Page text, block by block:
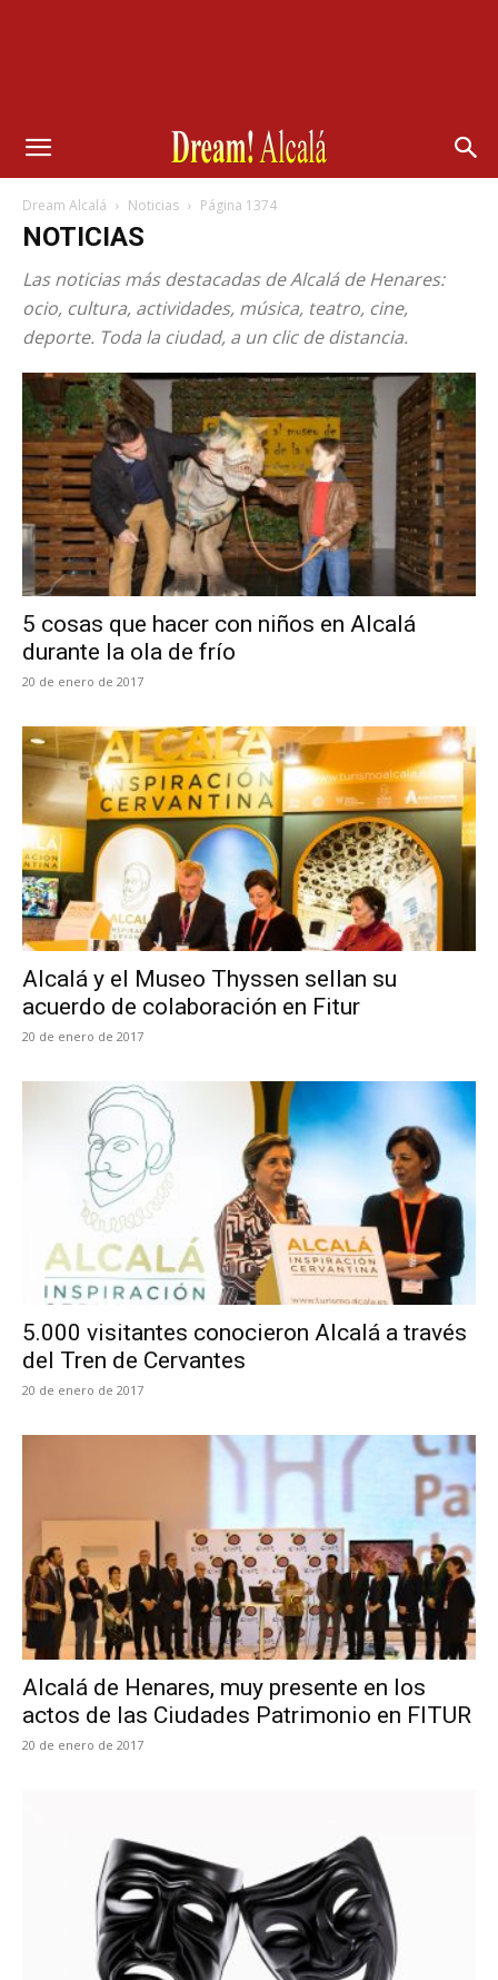
Dream Alcalá Noticias Página 1374
NOTICIAS
Las noticias más destacadas de Alcalá de Henares:
ocio, cultura, actividades, música, teatro, cine,
deporte. Toda la ciudad, a un clic de distancia.
5 cosas que hacer con niños en Alcalá
durante la ola de frío
20 de enero de 2017
Alcalá y el Museo Thyssen sellan su
acuerdo de colaboración en Fitur
20 de enero de 2017
5.000 visitantes conocieron Alcalá a través
del Tren de Cervantes
20 de enero de 2017
Alcalá de Henares, muy presente en los
actos de las Ciudades Patrimonio en FITUR
20 de enero de 2017